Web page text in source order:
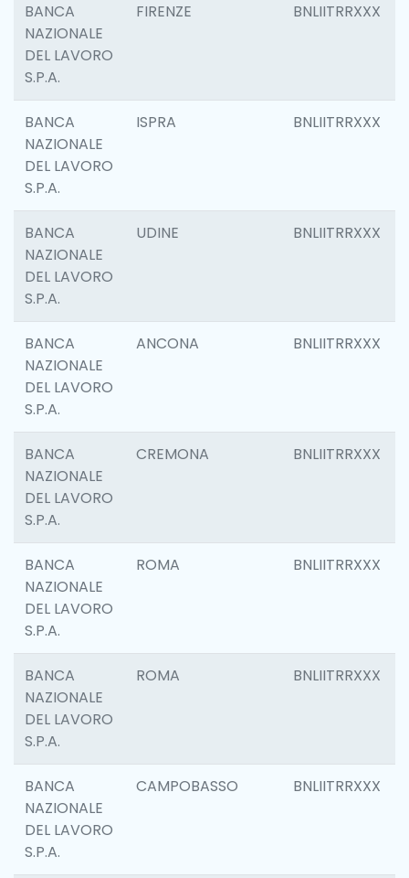
BANCA
NAZIONALE
DEL LAVORO
S.P.A.
FIRENZE BNLIITRRXXX
BANCA
NAZIONALE
DEL LAVORO
S.P.A.
ISPRA BNLIITRRXXX
BANCA
NAZIONALE
DEL LAVORO
S.P.A.
UDINE BNLIITRRXXX
BANCA
NAZIONALE
DEL LAVORO
S.P.A.
ANCONA BNLIITRRXXX
BANCA
NAZIONALE
DEL LAVORO
S.P.A.
CREMONA BNLIITRRXXX
BANCA
NAZIONALE
DEL LAVORO
S.P.A.
ROMA BNLIITRRXXX
BANCA
NAZIONALE
DEL LAVORO
S.P.A.
ROMA BNLIITRRXXX
BANCA
NAZIONALE
DEL LAVORO
S.P.A.
CAMPOBASSO BNLIITRRXXX